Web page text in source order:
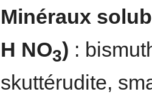
Minéraux
H NO3) :
skuttérudite,